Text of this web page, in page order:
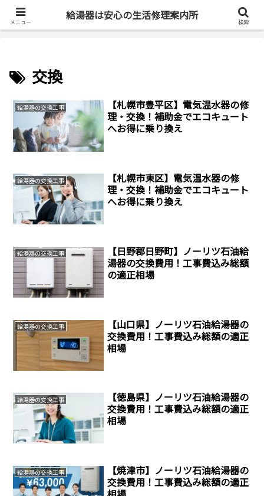
最短即日・全国対応・最大83%OFF
交換
給湯器の交換工事
【札幌市豊平区】電気温水器の修
理・交換！補助金でエコキュート
へお得に乗り換え
給湯器の交換工事
【札幌市東区】電気温水器の修
理・交換！補助金でエコキュート
へお得に乗り換え
給湯器の交換工事
【日野郡日野町】ノーリツ石油給
湯器の交換費用！工事費込み総額
の適正相場
給湯器の交換工事
【山口県】ノーリツ石油給湯器の
交換費用！工事費込み総額の適正
相場
給湯器の交換工事
【徳島県】ノーリツ石油給湯器の
交換費用！工事費込み総額の適正
相場
給湯器の交換工事
【焼津市】ノーリツ石油給湯器の
交換費用！工事費込み総額の適正
メニュー
給湯器は安心の生活修理案内所
検索